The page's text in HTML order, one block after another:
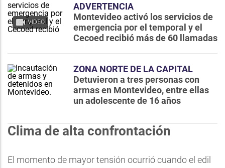
VIDEO
ADVERTENCIA
Montevideo activó los servicios de
emergencia por el temporal y el
Cecoed recibió más de 60 llamadas
ZONA NORTE DE LA CAPITAL
Detuvieron a tres personas con
armas en Montevideo, entre ellas
un adolescente de 16 años
Clima de alta confrontación
El momento de mayor tensión ocurrió cuando el edil